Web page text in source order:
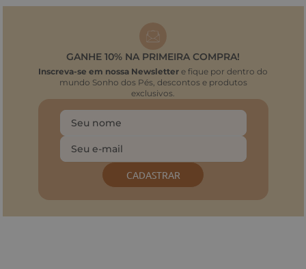
GANHE 10% NA PRIMEIRA COMPRA!
Inscreva-se em nossa Newsletter e fique por dentro do
mundo Sonho dos Pés, descontos e produtos
exclusivos.
CADASTRAR